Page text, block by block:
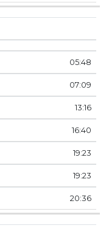
05:48
07:09
13:16
16:40
19:23
19:23
20:36